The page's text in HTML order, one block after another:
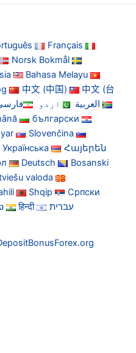
Français
Norsk Bokmål
Bahasa Melayu
中文 (中国)
中文 (台
العربية اردو
български
Slovenčina
Українська
Հայերեն
Deutsch
Bosanski
valoda
Shqip
Српски
हिन्दी עברית